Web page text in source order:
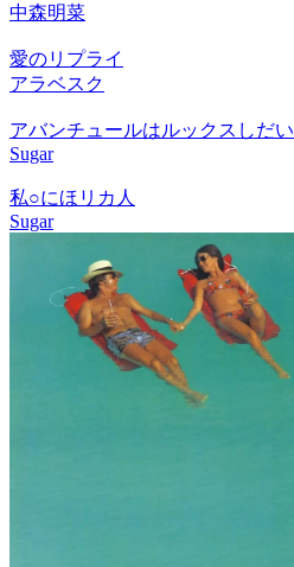
中森明菜
愛のリプライ
アラベスク
アバンチュールはルックスしだい
Sugar
私○にほリカ人
Sugar